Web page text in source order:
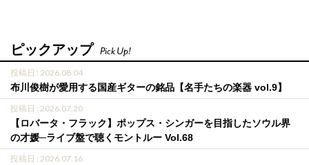
ピックアップ Pick Up!
投稿日 : 2026.08.04
布川俊樹が愛用する国産ギターの銘品【名手たちの楽器 vol.9】
投稿日 : 2026.07.20
【ロバータ・フラック】ポップス・シンガーを目指したソウル界
の才媛─ライブ盤で聴くモントルー Vol.68
投稿日 : 2026.07.16